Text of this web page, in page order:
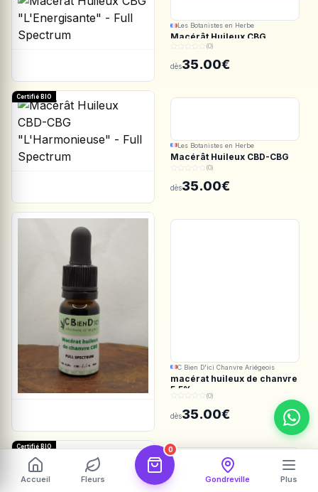
Les Botanistes en Herbe
Macérât Huileux CBG
"L'Energisante" - Full
Spectrum
(0)
dès35.00€
Certifié BIO
Les Botanistes en Herbe
Macérât Huileux CBD-CBG
"L'Harmonieuse" - Full
(0)
dès35.00€
C Bien D'ici Chanvre Ariégeois
macérat huileux de chanvre
5.5%
(0)
dès35.00€
Certifié BIO
Accueil Fleurs
0
Gondreville Plus